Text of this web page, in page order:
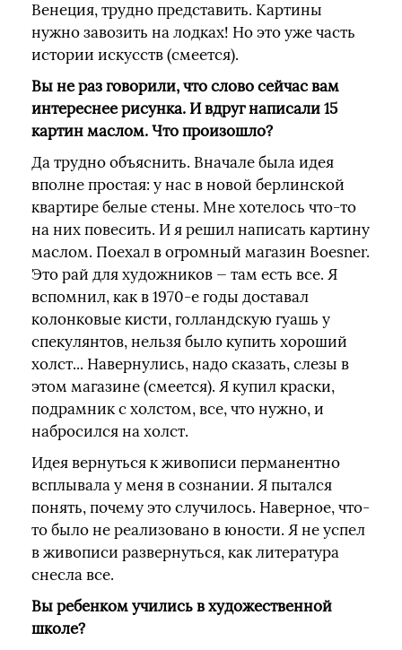
Венеция, трудно представить. Картины
нужно завозить на лодках! Но это уже часть
истории искусств (смеется).
Вы не раз говорили, что слово сейчас вам
интереснее рисунка. И вдруг написали 15
картин маслом. Что произошло?
Да трудно объяснить. Вначале была идея
вполне простая: у нас в новой берлинской
квартире белые стены. Мне хотелось что-то
на них повесить. И я решил написать картину
маслом. Поехал в огромный магазин Boesner.
Это рай для художников — там есть все. Я
вспомнил, как в 1970-е годы доставал
колонковые кисти, голландскую гуашь у
спекулянтов, нельзя было купить хороший
холст... Навернулись, надо сказать, слезы в
этом магазине (смеется). Я купил краски,
подрамник с холстом, все, что нужно, и
набросился на холст.
Идея вернуться к живописи перманентно
всплывала у меня в сознании. Я пытался
понять, почему это случилось. Наверное, что-
то было не реализовано в юности. Я не успел
в живописи развернуться, как литература
снесла все.
Вы ребенком учились в художественной
школе?